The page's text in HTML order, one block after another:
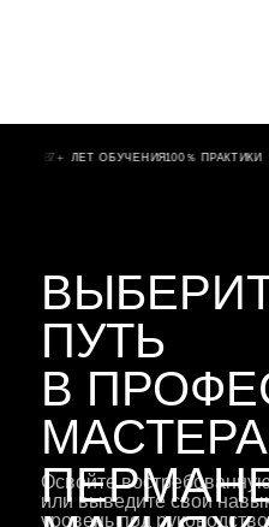
ПУТЬ
В
МАСТЕРА
Освойте
или выведите свои
уровень под
ОБУЧЕНИЕ НАВЫК
7＋ ЛЕТ ОБУЧЕНИЯ100％ ПРАКТИКИ